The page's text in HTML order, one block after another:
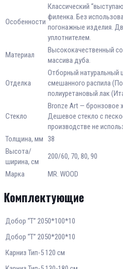
Особенности
Классический
филенка. Без
погонажные изделия.
уплотнителем.
Материал
Высококачественный
массива дуба.
Отделка
Отборный натуральный
смешанного распила
полиуретановый лак
Стекло
Bronze Art — бронзовое
Дешевое стекло с
производстве не
Толщина, мм 38
Высота/
ширина, см
200/60, 70, 80, 90
Марка
MR. WOOD
Комплектующие
Добор “Т” 2050*100*10
Добор “Т” 2050*200*10
Карниз Тип-5 120 см